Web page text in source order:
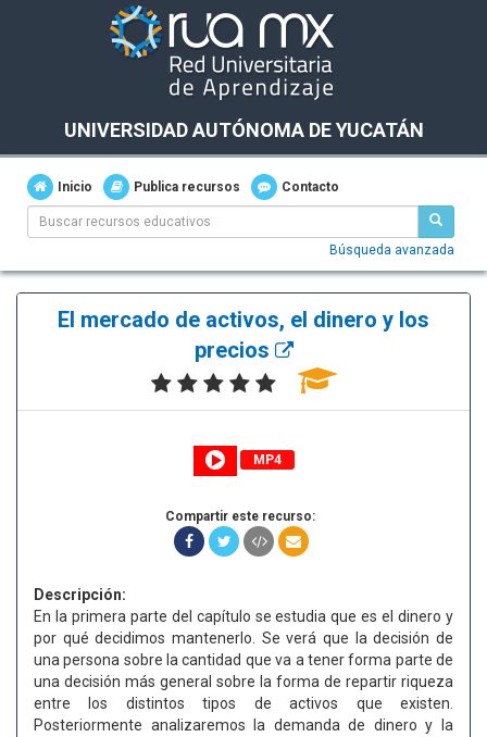
UNIVERSIDAD AUTÓNOMA DE YUCATÁN
Inicio Publica recursos Contacto
Búsqueda avanzada
El mercado de activos, el dinero y los
precios
MP4
Compartir este recurso:
Descripción:
En la primera parte del capítulo se estudia que es el dinero y
por qué decidimos mantenerlo. Se verá que la decisión de
una persona sobre la cantidad que va a tener forma parte de
una decisión más general sobre la forma de repartir riqueza
entre los distintos tipos de activos que existen.
Posteriormente analizaremos la demanda de dinero y la